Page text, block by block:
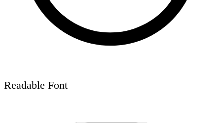
Readable Font